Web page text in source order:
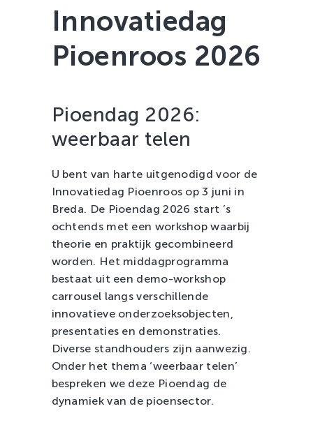
Zachtfruit
Innovatiedag
Pioenroos 2026
Pioendag 2026:
weerbaar telen
U bent van harte uitgenodigd voor de
Innovatiedag Pioenroos op 3 juni in
Breda. De Pioendag 2026 start ’s
ochtends met een workshop waarbij
theorie en praktijk gecombineerd
worden. Het middagprogramma
bestaat uit een demo-workshop
carrousel langs verschillende
innovatieve onderzoeksobjecten,
presentaties en demonstraties.
Diverse standhouders zijn aanwezig.
Onder het thema ‘weerbaar telen’
bespreken we deze Pioendag de
dynamiek van de pioensector.